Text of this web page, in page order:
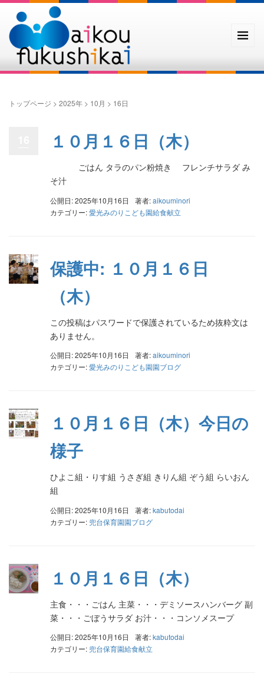
トップページ > 2025年 > 10月 > 16日
１０月１６日（木）
ごはん タラのパン粉焼き フレンチサラダ み
そ汁
公開日: 2025年10月16日 著者:aikouminori
カテゴリー:愛光みのりこども園給食献立
保護中: １０月１６日
（木）
この投稿はパスワードで保護されているため抜粋文は
ありません。
公開日: 2025年10月16日 著者:aikouminori
カテゴリー:愛光みのりこども園園ブログ
１０月１６日（木）今日の
様子
ひよこ組・りす組 うさぎ組 きりん組 ぞう組 らいおん
組
公開日: 2025年10月16日 著者:kabutodai
カテゴリー: 兜台保育園園ブログ
１０月１６日（木）
主食・・・ごはん 主菜・・・デミソースハンバーグ 副
菜・・・ごぼうサラダ お汁・・・コンソメスープ
公開日: 2025年10月16日 著者:kabutodai
カテゴリー: 兜台保育園給食献立